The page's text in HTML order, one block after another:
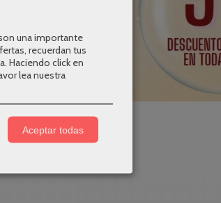
una importante
recuerdan tus
Haciendo click en
lea nuestra
Aceptar todas